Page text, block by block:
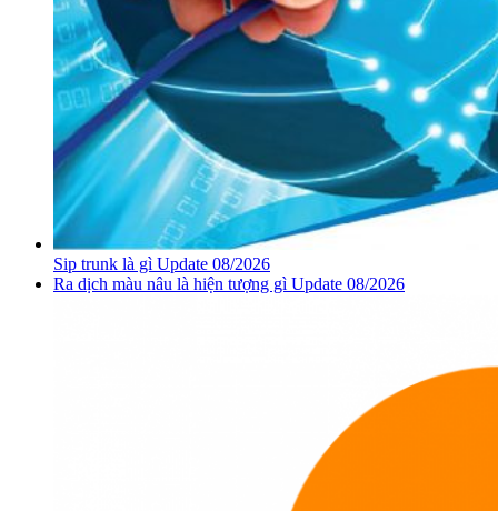
Sip trunk là gì Update 08/2026
Ra dịch màu nâu là hiện tượng gì Update 08/2026